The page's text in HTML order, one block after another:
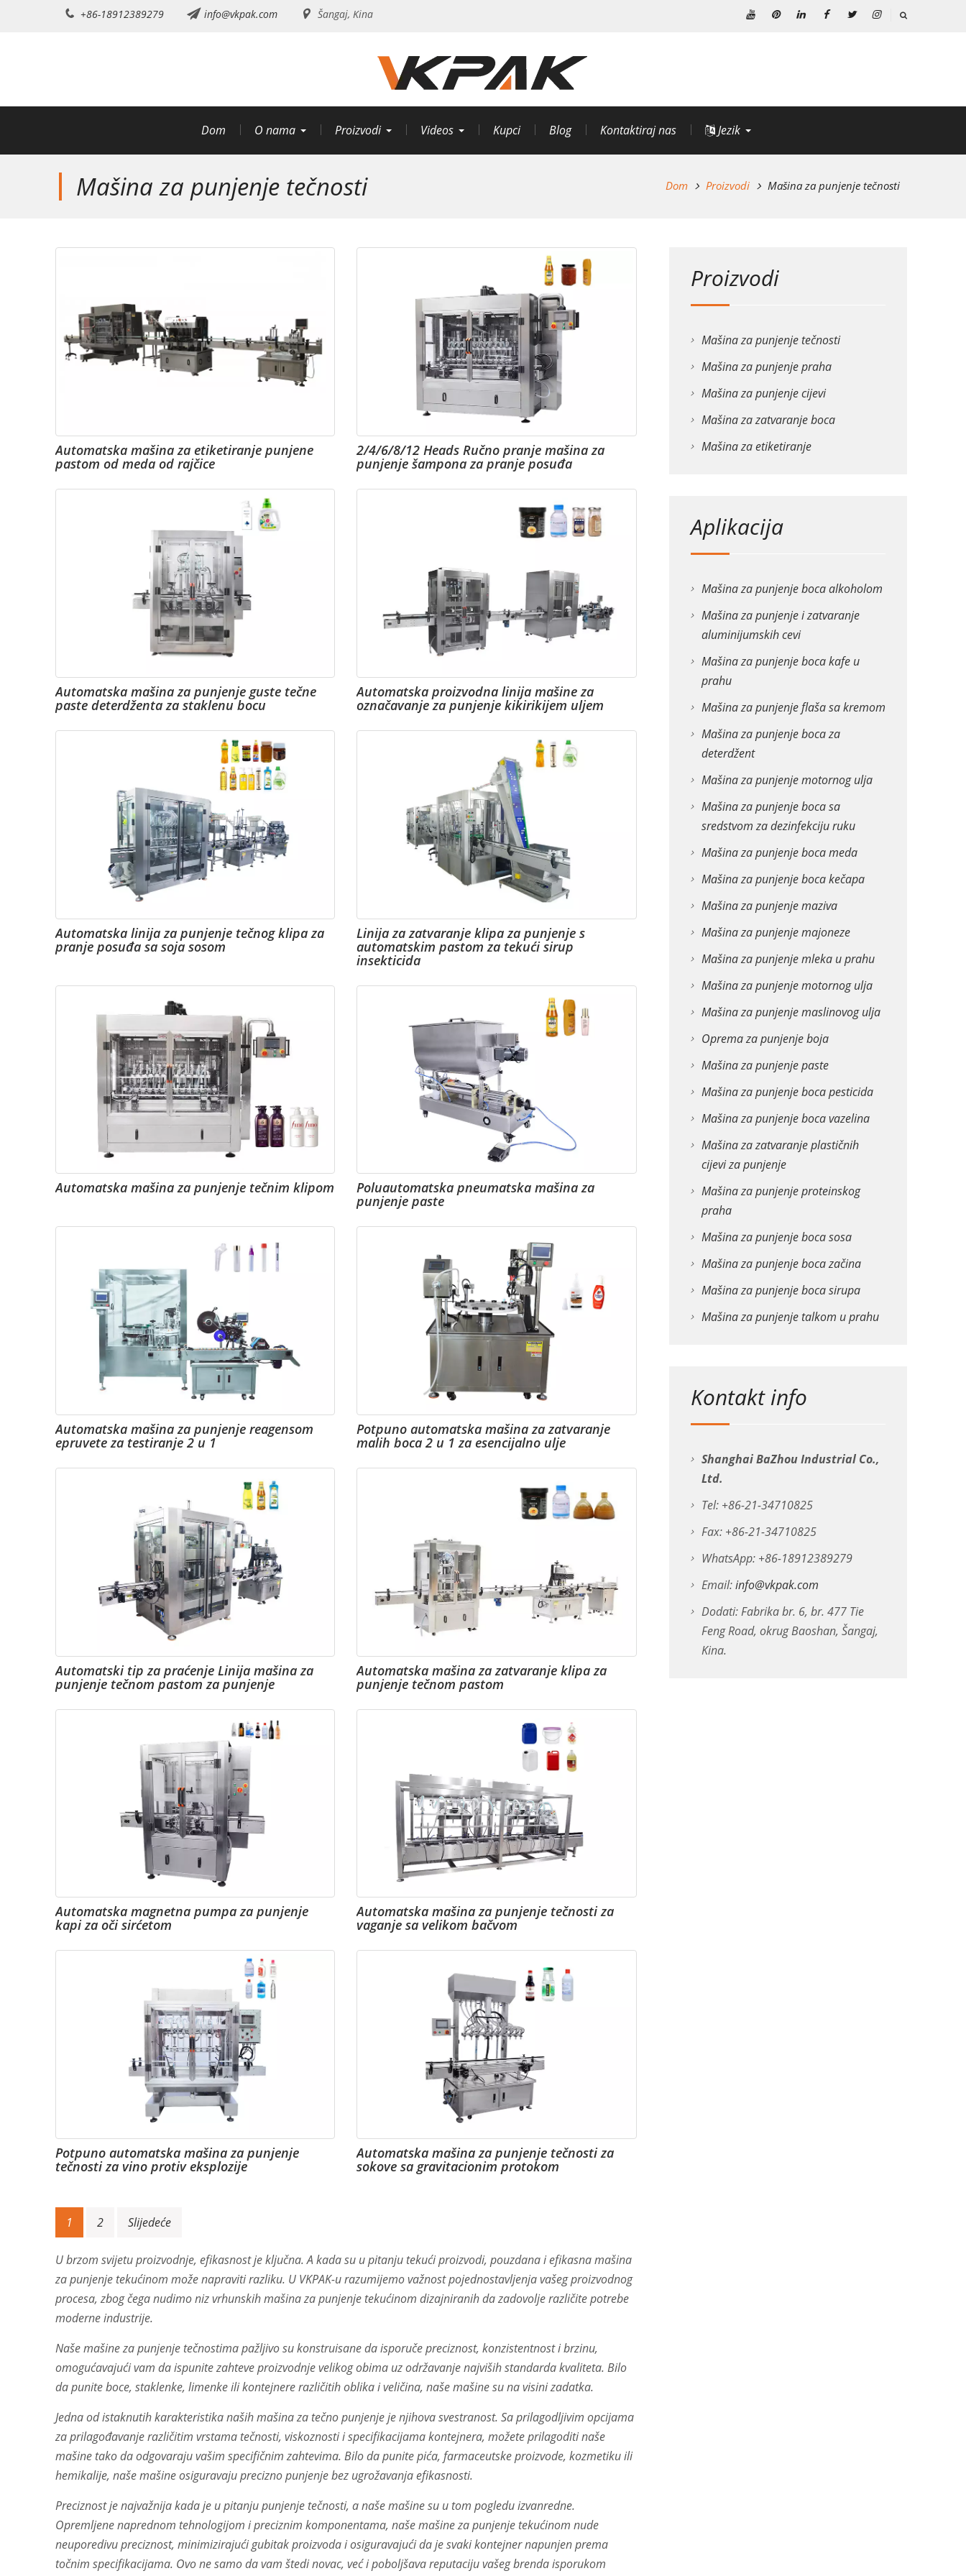
+86-18912389279 info@vkpak.com Šangaj, Kina
Dom O nama Proizvodi Videos Kupci Blog Kontaktiraj nas Jezik
Mašina za punjenje tečnosti Dom Proizvodi Mašina za punjenje tečnosti
Automatska mašina za etiketiranje punjene
pastom od meda od rajčice
2/4/6/8/12 Heads Ručno pranje mašina za
punjenje šampona za pranje posuđa
Automatska mašina za punjenje guste tečne
paste deterdženta za staklenu bocu
Automatska proizvodna linija mašine za
označavanje za punjenje kikirikijem uljem
Automatska linija za punjenje tečnog klipa za
pranje posuđa sa soja sosom
Linija za zatvaranje klipa za punjenje s
automatskim pastom za tekući sirup
insekticida
Automatska mašina za punjenje tečnim klipom Poluautomatska pneumatska mašina za
punjenje paste
Automatska mašina za punjenje reagensom
epruvete za testiranje 2 u 1
Potpuno automatska mašina za zatvaranje
malih boca 2 u 1 za esencijalno ulje
Automatski tip za praćenje Linija mašina za
punjenje tečnom pastom za punjenje
Automatska mašina za zatvaranje klipa za
punjenje tečnom pastom
Automatska magnetna pumpa za punjenje
kapi za oči sirćetom
Automatska mašina za punjenje tečnosti za
vaganje sa velikom bačvom
Potpuno automatska mašina za punjenje
tečnosti za vino protiv eksplozije
Automatska mašina za punjenje tečnosti za
sokove sa gravitacionim protokom
Navigacija
člancima
1 2 Slijedeće
U brzom svijetu proizvodnje, efikasnost je ključna. A kada su u pitanju tekući proizvodi, pouzdana i efikasna mašina
za punjenje tekućinom može napraviti razliku. U VKPAK-u razumijemo važnost pojednostavljenja vašeg proizvodnog
procesa, zbog čega nudimo niz vrhunskih mašina za punjenje tekućinom dizajniranih da zadovolje različite potrebe
moderne industrije.
Naše mašine za punjenje tečnostima pažljivo su konstruisane da isporuče preciznost, konzistentnost i brzinu,
omogućavajući vam da ispunite zahteve proizvodnje velikog obima uz održavanje najviših standarda kvaliteta. Bilo
da punite boce, staklenke, limenke ili kontejnere različitih oblika i veličina, naše mašine su na visini zadatka.
Jedna od istaknutih karakteristika naših mašina za tečno punjenje je njihova svestranost. Sa prilagodljivim opcijama
za prilagođavanje različitim vrstama tečnosti, viskoznosti i specifikacijama kontejnera, možete prilagoditi naše
mašine tako da odgovaraju vašim specifičnim zahtevima. Bilo da punite pića, farmaceutske proizvode, kozmetiku ili
hemikalije, naše mašine osiguravaju precizno punjenje bez ugrožavanja efikasnosti.
Preciznost je najvažnija kada je u pitanju punjenje tečnosti, a naše mašine su u tom pogledu izvanredne.
Opremljene naprednom tehnologijom i preciznim komponentama, naše mašine za punjenje tekućinom nude
neuporedivu preciznost, minimizirajući gubitak proizvoda i osiguravajući da je svaki kontejner napunjen prema
točnim specifikacijama. Ovo ne samo da vam štedi novac, već i poboljšava reputaciju vašeg brenda isporukom
Proizvodi
Mašina za punjenje tečnosti
Mašina za punjenje praha
Mašina za punjenje cijevi
Mašina za zatvaranje boca
Mašina za etiketiranje
Aplikacija
Mašina za punjenje boca alkoholom
Mašina za punjenje i zatvaranje
aluminijumskih cevi
Mašina za punjenje boca kafe u
prahu
Mašina za punjenje flaša sa kremom
Mašina za punjenje boca za
deterdžent
Mašina za punjenje motornog ulja
Mašina za punjenje boca sa
sredstvom za dezinfekciju ruku
Mašina za punjenje boca meda
Mašina za punjenje boca kečapa
Mašina za punjenje maziva
Mašina za punjenje majoneze
Mašina za punjenje mleka u prahu
Mašina za punjenje motornog ulja
Mašina za punjenje maslinovog ulja
Oprema za punjenje boja
Mašina za punjenje paste
Mašina za punjenje boca pesticida
Mašina za punjenje boca vazelina
Mašina za zatvaranje plastičnih
cijevi za punjenje
Mašina za punjenje proteinskog
praha
Mašina za punjenje boca sosa
Mašina za punjenje boca začina
Mašina za punjenje boca sirupa
Mašina za punjenje talkom u prahu
Kontakt info
Shanghai BaZhou Industrial Co.,
Ltd.
Tel: +86-21-34710825
Fax: +86-21-34710825
WhatsApp: +86-18912389279
Email:info@vkpak.com
Dodati: Fabrika br. 6, br. 477 Tie
Feng Road, okrug Baoshan, Šangaj,
Kina.